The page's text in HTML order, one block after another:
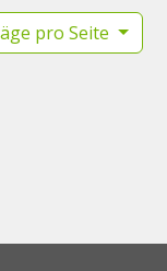
pro Seite